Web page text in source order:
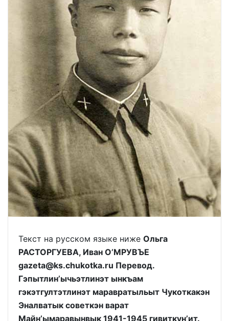
Текст на русском языке ниже Ольга
РАСТОРГУЕВА, Иван О’МРУВЪЕ
gazeta@ks.chukotka.ru Перевод.
Гэпытлин’ычьэтлинэт ынкъам
гэкэтгултэтлинэт маравратыльыт Чукоткакэн
Эналватык советкэн варат
Майн’ымаравынвык 1941-1945 гивиткун’ит.